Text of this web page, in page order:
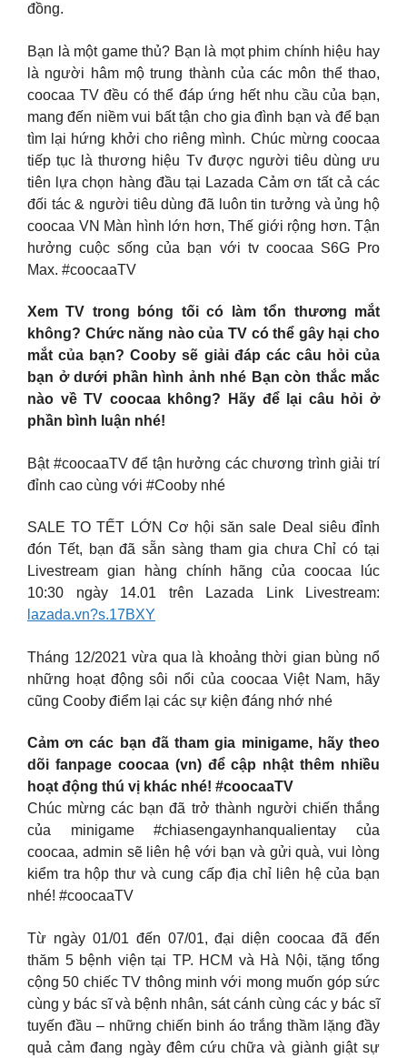
đồng.
Bạn là một game thủ? Bạn là mọt phim chính hiệu hay
là người hâm mộ trung thành của các môn thể thao,
coocaa TV đều có thể đáp ứng hết nhu cầu của bạn,
mang đến niềm vui bất tận cho gia đình bạn và để bạn
tìm lại hứng khởi cho riêng mình. Chúc mừng coocaa
tiếp tục là thương hiệu Tv được người tiêu dùng ưu
tiên lựa chọn hàng đầu tại Lazada Cảm ơn tất cả các
đối tác & người tiêu dùng đã luôn tin tưởng và ủng hộ
coocaa VN Màn hình lớn hơn, Thế giới rộng hơn. Tận
hưởng cuộc sống của bạn với tv coocaa S6G Pro
Max. #coocaaTV
Xem TV trong bóng tối có làm tổn thương mắt
không? Chức năng nào của TV có thể gây hại cho
mắt của bạn? Cooby sẽ giải đáp các câu hỏi của
bạn ở dưới phần hình ảnh nhé Bạn còn thắc mắc
nào về TV coocaa không? Hãy để lại câu hỏi ở
phần bình luận nhé!
Bật #coocaaTV để tận hưởng các chương trình giải trí
đỉnh cao cùng với #Cooby nhé
SALE TO TẾT LỚN Cơ hội săn sale Deal siêu đỉnh
đón Tết, bạn đã sẵn sàng tham gia chưa Chỉ có tại
Livestream gian hàng chính hãng của coocaa lúc
10:30 ngày 14.01 trên Lazada Link Livestream:
lazada.vn?s.17BXY
Tháng 12/2021 vừa qua là khoảng thời gian bùng nổ
những hoạt động sôi nổi của coocaa Việt Nam, hãy
cũng Cooby điểm lại các sự kiện đáng nhớ nhé
Cảm ơn các bạn đã tham gia minigame, hãy theo
dõi fanpage coocaa (vn) để cập nhật thêm nhiều
hoạt động thú vị khác nhé! #coocaaTV
Chúc mừng các bạn đã trở thành người chiến thắng
của minigame #chiasengaynhanqualientay của
coocaa, admin sẽ liên hệ với bạn và gửi quà, vui lòng
kiểm tra hộp thư và cung cấp địa chỉ liên hệ của bạn
nhé! #coocaaTV
Từ ngày 01/01 đến 07/01, đại diện coocaa đã đến
thăm 5 bệnh viện tại TP. HCM và Hà Nội, tặng tổng
cộng 50 chiếc TV thông minh với mong muốn góp sức
cùng y bác sĩ và bệnh nhân, sát cánh cùng các y bác sĩ
tuyến đầu – những chiến binh áo trắng thầm lặng đầy
quả cảm đang ngày đêm cứu chữa và giành giật sự